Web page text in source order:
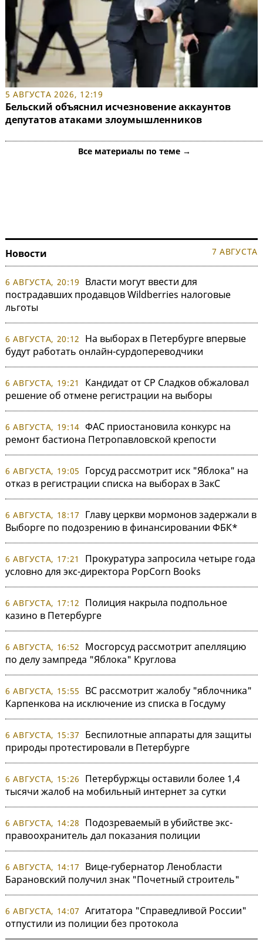
5 АВГУСТА 2026, 12:19
Бельский объяснил исчезновение аккаунтов
депутатов атаками злоумышленников
Все материалы по теме →
Новости 7 АВГУСТА
6 АВГУСТА, 20:19
Власти могут ввести для
пострадавших продавцов Wildberries налоговые
льготы
6 АВГУСТА, 20:12
На выборах в Петербурге впервые
будут работать онлайн-сурдопереводчики
6 АВГУСТА, 19:21
Кандидат от СР Сладков обжаловал
решение об отмене регистрации на выборы
6 АВГУСТА, 19:14 ФАС приостановила конкурс на
ремонт бастиона Петропавловской крепости
6 АВГУСТА, 19:05
Горсуд рассмотрит иск "Яблока" на
отказ в регистрации списка на выборах в ЗакС
6 АВГУСТА, 18:17
Главу церкви мормонов задержали в
Выборге по подозрению в финансировании ФБК*
6 АВГУСТА, 17:21
Прокуратура запросила четыре года
условно для экс-директора PopCorn Books
6 АВГУСТА, 17:12
Полиция накрыла подпольное
казино в Петербурге
6 АВГУСТА, 16:52
Мосгорсуд рассмотрит апелляцию
по делу зампреда "Яблока" Круглова
6 АВГУСТА, 15:55
ВС рассмотрит жалобу "яблочника"
Карпенкова на исключение из списка в Госдуму
6 АВГУСТА, 15:37
Беспилотные аппараты для защиты
природы протестировали в Петербурге
6 АВГУСТА, 15:26
Петербуржцы оставили более 1,4
тысячи жалоб на мобильный интернет за сутки
6 АВГУСТА, 14:28
Подозреваемый в убийстве экс-
правоохранитель дал показания полиции
6 АВГУСТА, 14:17
Вице-губернатор Ленобласти
Барановский получил знак "Почетный строитель"
6 АВГУСТА, 14:07 Агитатора "Справедливой России"
отпустили из полиции без протокола